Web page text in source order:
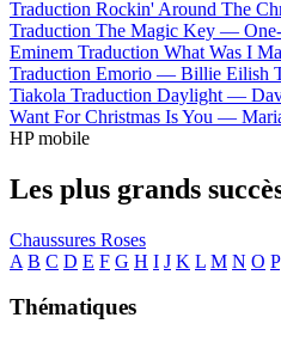
Traduction Rockin' Around The
Traduction The Magic Key —
Eminem Traduction What Was I
Traduction Emorio — Billie Eilish
Tiakola Traduction Daylight —
Want For Christmas Is You —
HP mobile
Les plus grands
Chaussures Roses
A B C D E F G H I J K L M N O P
Thématiques